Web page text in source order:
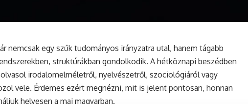
nemcsak egy szűk tudományos irányzatra utal, hanem tágabb
struktúrákban gondolkodik. A hétköznapi beszédben
irodalomelméletről, nyelvészetről, szociológiáról vagy
vele. Érdemes ezért megnézni, mit is jelent pontosan, honnan
helyesen a mai magyarban.